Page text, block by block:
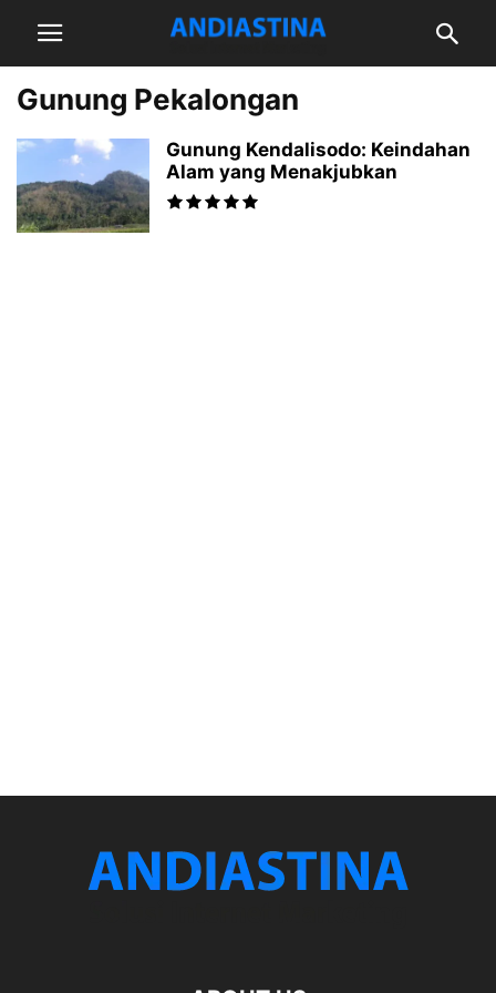
Gunung Pekalongan
Gunung Kendalisodo: Keindahan
Alam yang Menakjubkan